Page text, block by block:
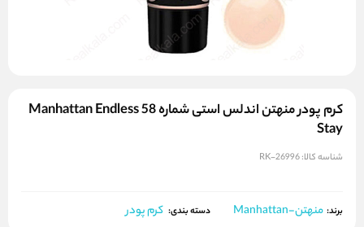
کرم پودر منهتن اندلس استی شماره 58 Manhattan Endless
Stay
شناسه کالا:RK-26996
برند: منهتن-Manhattan دسته بندی: کرم پودر